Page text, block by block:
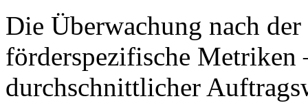
Die Überwachung nach
förderspezifische
durchschnittlicher